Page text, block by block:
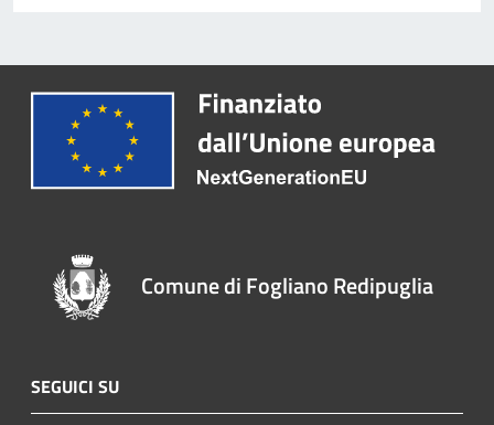
Comune di Fogliano Redipuglia
SEGUICI SU